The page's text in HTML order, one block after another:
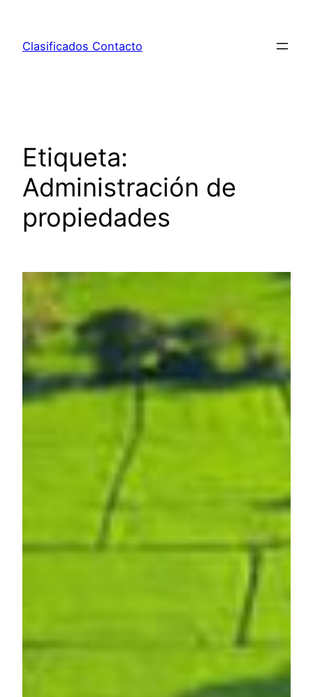
contenido
Clasificados Contacto
Etiqueta:
Administración de
propiedades